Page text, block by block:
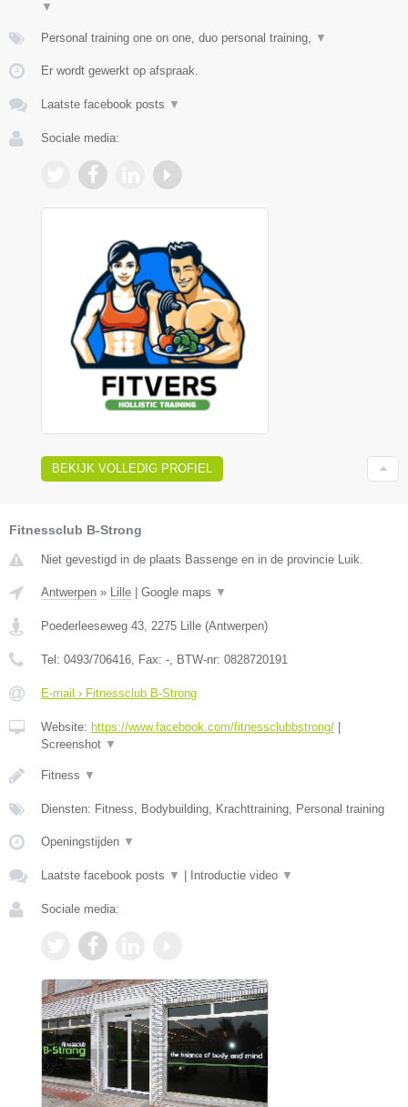
▼
Personal training one on one, duo personal training, ▼
Er wordt gewerkt op afspraak.
Laatste facebook posts ▼
Sociale media:
BEKIJK VOLLEDIG PROFIEL
Fitnessclub B-Strong
Niet gevestigd in de plaats Bassenge en in de provincie Luik.
Antwerpen » Lille Google maps ▼
Poederleeseweg 43, 2275 Lille (Antwerpen)
Tel: 0493/706416, Fax: -, BTW-nr: 0828720191
E-mail › Fitnessclub B-Strong
Website: https://www.facebook.com/fitnessclubbstrong/
Screenshot ▼
Fitness ▼
Diensten: Fitness, Bodybuilding, Krachttraining, Personal training
Openingstijden ▼
Laatste facebook posts ▼ Introductie video ▼
Sociale media: